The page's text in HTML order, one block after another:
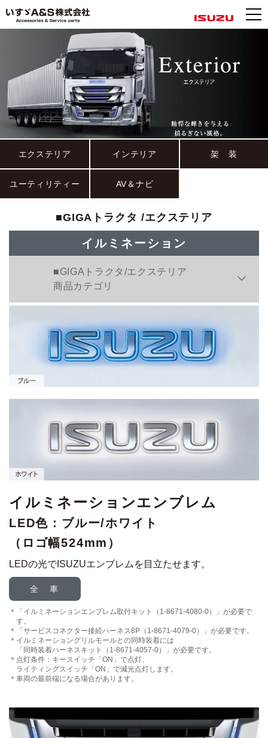
エクステリア インテリア 架 装
ユーティリティー AV＆ナビ
■GIGAトラクタ /エクステリア
イルミネーション
■GIGAトラクタ/エクステリア
商品カテゴリ
イルミネーションエンブレム
LED色：ブルー/ホワイト
（ロゴ幅524mm）
LEDの光でISUZUエンブレムを目立たせます。
全 車
「イルミネーションエンブレム取付キット（1-8671-4080-0）」が必要で
す。
「サービスコネクター接続ハーネス8P（1-8671-4079-0）」が必要です。
イルミネーショングリルモールとの同時装着には
「同時装着ハーネスキット（1-8671-4057-0）」が必要です。
点灯条件：キースイッチ「ON」で点灯、
ライティングスイッチ「ON」で減光点灯します。
車両の最前端になる場合があります。